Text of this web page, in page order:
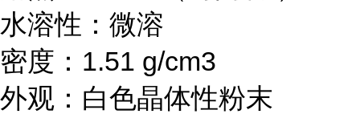
水溶性：微溶
密度：1.51 g/cm3
外观：白色晶体性粉末